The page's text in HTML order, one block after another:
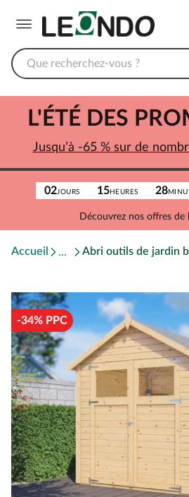
02JOURS 15HEURES 28
Découvrez nos offres de
L'ÉTÉ DES
Jusqu’à -65 % sur de
Accueil Abri outils de jardin
-34% PPC